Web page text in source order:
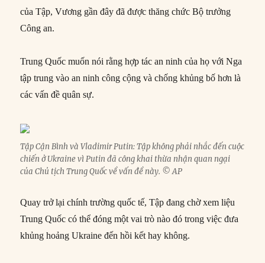
của Tập, Vương gần đây đã được thăng chức Bộ trưởng
Công an.
Trung Quốc muốn nói rằng hợp tác an ninh của họ với Nga
tập trung vào an ninh công cộng và chống khủng bố hơn là
các vấn đề quân sự.
Tập Cận Bình và Vladimir Putin: Tập không phải nhắc đến cuộc
chiến ở Ukraine vì Putin đã công khai thừa nhận quan ngại
của Chủ tịch Trung Quốc về vấn đề này. © AP
Quay trở lại chính trường quốc tế, Tập đang chờ xem liệu
Trung Quốc có thể đóng một vai trò nào đó trong việc đưa
khủng hoảng Ukraine đến hồi kết hay không.